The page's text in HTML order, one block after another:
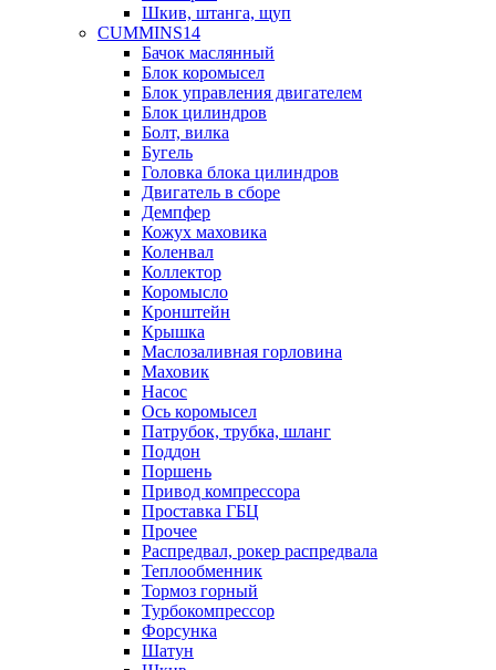
Шкив, штанга, щуп
CUMMINS14
Бачок маслянный
Блок коромысел
Блок управления двигателем
Блок цилиндров
Болт, вилка
Бугель
Головка блока цилиндров
Двигатель в сборе
Демпфер
Кожух маховика
Коленвал
Коллектор
Коромысло
Кронштейн
Крышка
Маслозаливная горловина
Маховик
Насос
Ось коромысел
Патрубок, трубка, шланг
Поддон
Поршень
Привод компрессора
Проставка ГБЦ
Прочее
Распредвал, рокер распредвала
Теплообменник
Тормоз горный
Турбокомпрессор
Форсунка
Шатун